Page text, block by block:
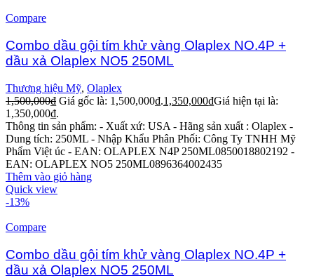
Compare
Combo dầu gội tím khử vàng Olaplex NO.4P +
dầu xả Olaplex NO5 250ML
Thương hiệu Mỹ, Olaplex
1,500,000₫ Giá gốc là: 1,500,000₫.1,350,000₫Giá hiện tại là:
1,350,000₫.
Thông tin sản phẩm: - Xuất xứ: USA - Hãng sản xuất : Olaplex -
Dung tích: 250ML - Nhập Khẩu Phân Phối: Công Ty TNHH Mỹ
Phẩm Việt úc - EAN: OLAPLEX N4P 250ML0850018802192 -
EAN: OLAPLEX NO5 250ML0896364002435
Thêm vào giỏ hàng
Quick view
-13%
Compare
Combo dầu gội tím khử vàng Olaplex NO.4P +
dầu xả Olaplex NO5 250ML